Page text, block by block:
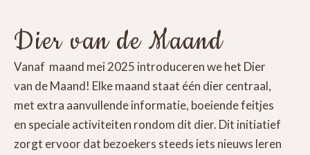
Dier van de Maand
Vanaf maand mei 2025 introduceren we het Dier
van de Maand! Elke maand staat één dier centraal,
met extra aanvullende informatie, boeiende feitjes
en speciale activiteiten rondom dit dier. Dit initiatief
zorgt ervoor dat bezoekers steeds iets nieuws leren